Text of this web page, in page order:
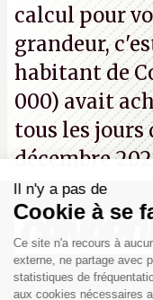
calcul pour
grandeur,
habitant de
000) avait
tous les jours
décembre
Il n'y a pas de
Cookie à se
Ce site n'a recours à
externe, ne partage avec
statistiques de
aux cookies nécessaires